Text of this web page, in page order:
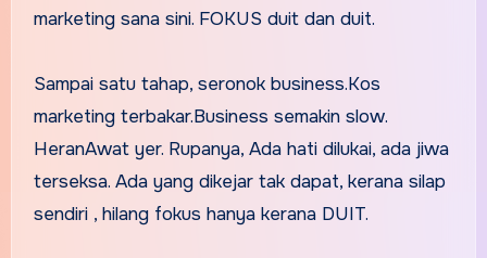
marketing sana sini. FOKUS duit dan duit.
Sampai satu tahap, seronok business.Kos
marketing terbakar.Business semakin slow.
HeranAwat yer. Rupanya, Ada hati dilukai, ada jiwa
terseksa. Ada yang dikejar tak dapat, kerana silap
sendiri , hilang fokus hanya kerana DUIT.